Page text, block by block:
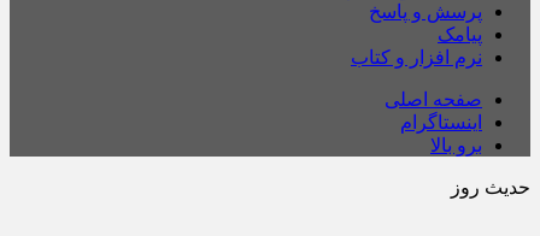
پرسش و پاسخ
پیامک
نرم افزار و کتاب
صفحه اصلی
اینستاگرام
برو بالا
حدیث روز